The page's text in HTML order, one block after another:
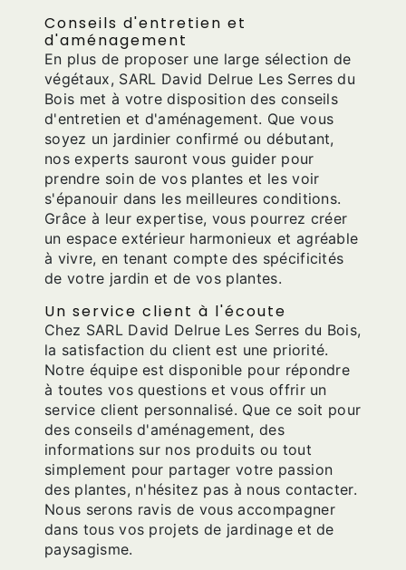
Conseils d'entretien et
d'aménagement
En plus de proposer une large sélection de
végétaux, SARL David Delrue Les Serres du
Bois met à votre disposition des conseils
d'entretien et d'aménagement. Que vous
soyez un jardinier confirmé ou débutant,
nos experts sauront vous guider pour
prendre soin de vos plantes et les voir
s'épanouir dans les meilleures conditions.
Grâce à leur expertise, vous pourrez créer
un espace extérieur harmonieux et agréable
à vivre, en tenant compte des spécificités
de votre jardin et de vos plantes.
Un service client à l'écoute
Chez SARL David Delrue Les Serres du Bois,
la satisfaction du client est une priorité.
Notre équipe est disponible pour répondre
à toutes vos questions et vous offrir un
service client personnalisé. Que ce soit pour
des conseils d'aménagement, des
informations sur nos produits ou tout
simplement pour partager votre passion
des plantes, n'hésitez pas à nous contacter.
Nous serons ravis de vous accompagner
dans tous vos projets de jardinage et de
paysagisme.